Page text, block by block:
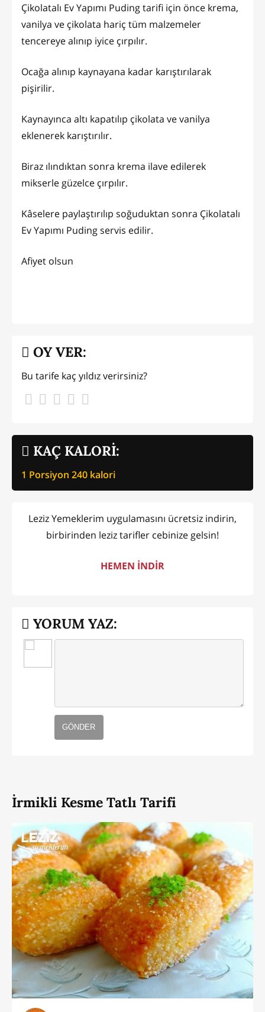
Çikolatalı Ev Yapımı Puding tarifi için önce krema,
vanilya ve çikolata hariç tüm malzemeler
tencereye alınıp iyice çırpılır.
Ocağa alınıp kaynayana kadar karıştırılarak
pişirilir.
Kaynayınca altı kapatılıp çikolata ve vanilya
eklenerek karıştırılır.
Biraz ılındıktan sonra krema ilave edilerek
mikserle güzelce çırpılır.
Kâselere paylaştırılıp soğuduktan sonra Çikolatalı
Ev Yapımı Puding servis edilir.
Afiyet olsun
KAÇ KALORİ:
1 Porsiyon 240 kalori
OY VER:
Bu tarife kaç yıldız verirsiniz?
Leziz Yemeklerim uygulamasını ücretsiz indirin,
birbirinden leziz tarifler cebinize gelsin!
HEMEN İNDİR
YORUM YAZ:
GÖNDER
İrmikli Kesme Tatlı Tarifi